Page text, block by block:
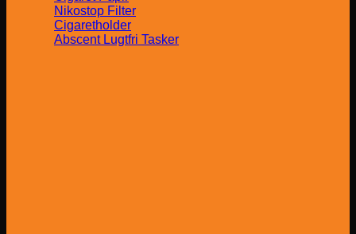
Nikostop Filter
Cigaretholder
Abscent Lugtfri Tasker